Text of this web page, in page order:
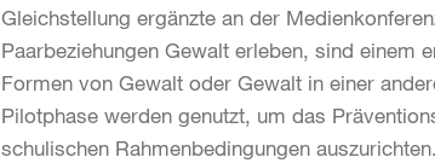
Gleichstellung ergänzte an der
Paarbeziehungen Gewalt erleben, sind einem
Formen von Gewalt oder Gewalt in einer
Pilotphase werden genutzt, um das
schulischen Rahmenbedingungen